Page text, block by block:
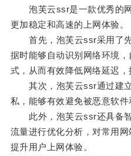
泡芙云ssr是一款优秀的网
更加稳定和高速的上网体验。
首先，泡芙云ssr采用了先
据时能够自动识别网络环境
式，从而有效降低网络延迟，
其次，泡芙云ssr通过建立
私，能够有效避免被恶意软件
此外，泡芙云ssr还具备智
流量进行优化分析，对常用
提升用户上网体验。